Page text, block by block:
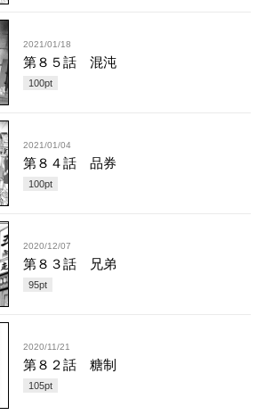
2021/01/18
第８５話 混沌
100pt
2021/01/04
第８４話 品券
100pt
2020/12/07
第８３話 兄弟
95pt
2020/11/21
第８２話 糖制
105pt